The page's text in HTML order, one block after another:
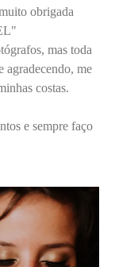
obrigada
mas toda
agradecendo, me
costas.
e sempre faço